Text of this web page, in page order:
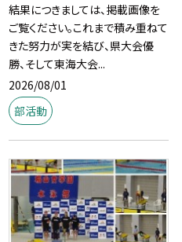
結果につきましては、掲載画像を
ご覧ください。これまで積み重ねて
きた努力が実を結び、県大会優
勝、そして東海大会...
2026/08/01
部活動